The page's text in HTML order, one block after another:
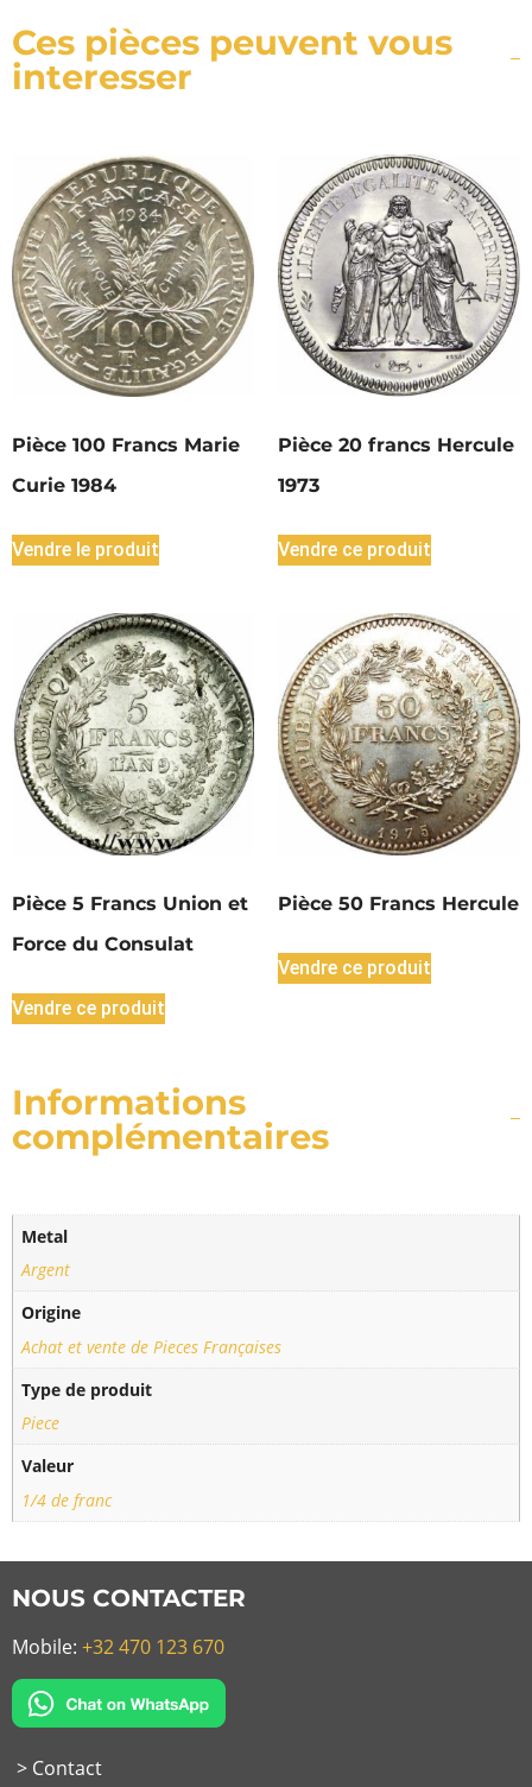
Ces pièces peuvent vous
interesser
Pièce 100 Francs Marie
Curie 1984
Vendre le produit
Pièce 20 francs Hercule
1973
Vendre ce produit
Pièce 5 Francs Union et
Force du Consulat
Vendre ce produit
Pièce 50 Francs Hercule
Vendre ce produit
Informations
complémentaires
Metal
Argent
Origine
Achat et vente de Pieces Françaises
Type de produit
Piece
Valeur
1/4 de franc
NOUS CONTACTER
Mobile: +32 470 123 670
> Contact